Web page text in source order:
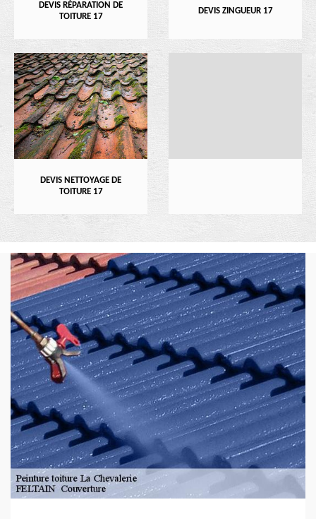
DEVIS RÉPARATION DE
TOITURE 17
DEVIS ZINGUEUR 17
DEVIS NETTOYAGE DE
TOITURE 17